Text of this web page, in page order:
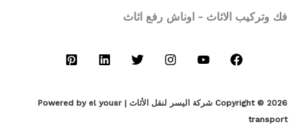
فك وتركيب الاثاث - اوناش رفع اثاث
Copyright © 2026 شركة اليسر لنقل الأثاث | Powered by el yousr
transport